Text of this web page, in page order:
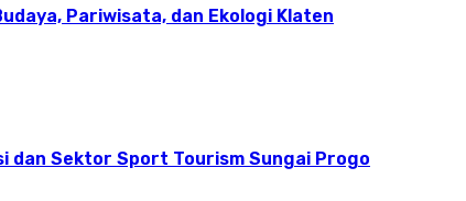
Pariwisata, dan Ekologi Klaten
dan Sektor Sport Tourism Sungai Progo